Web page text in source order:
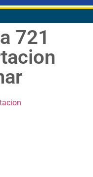
721